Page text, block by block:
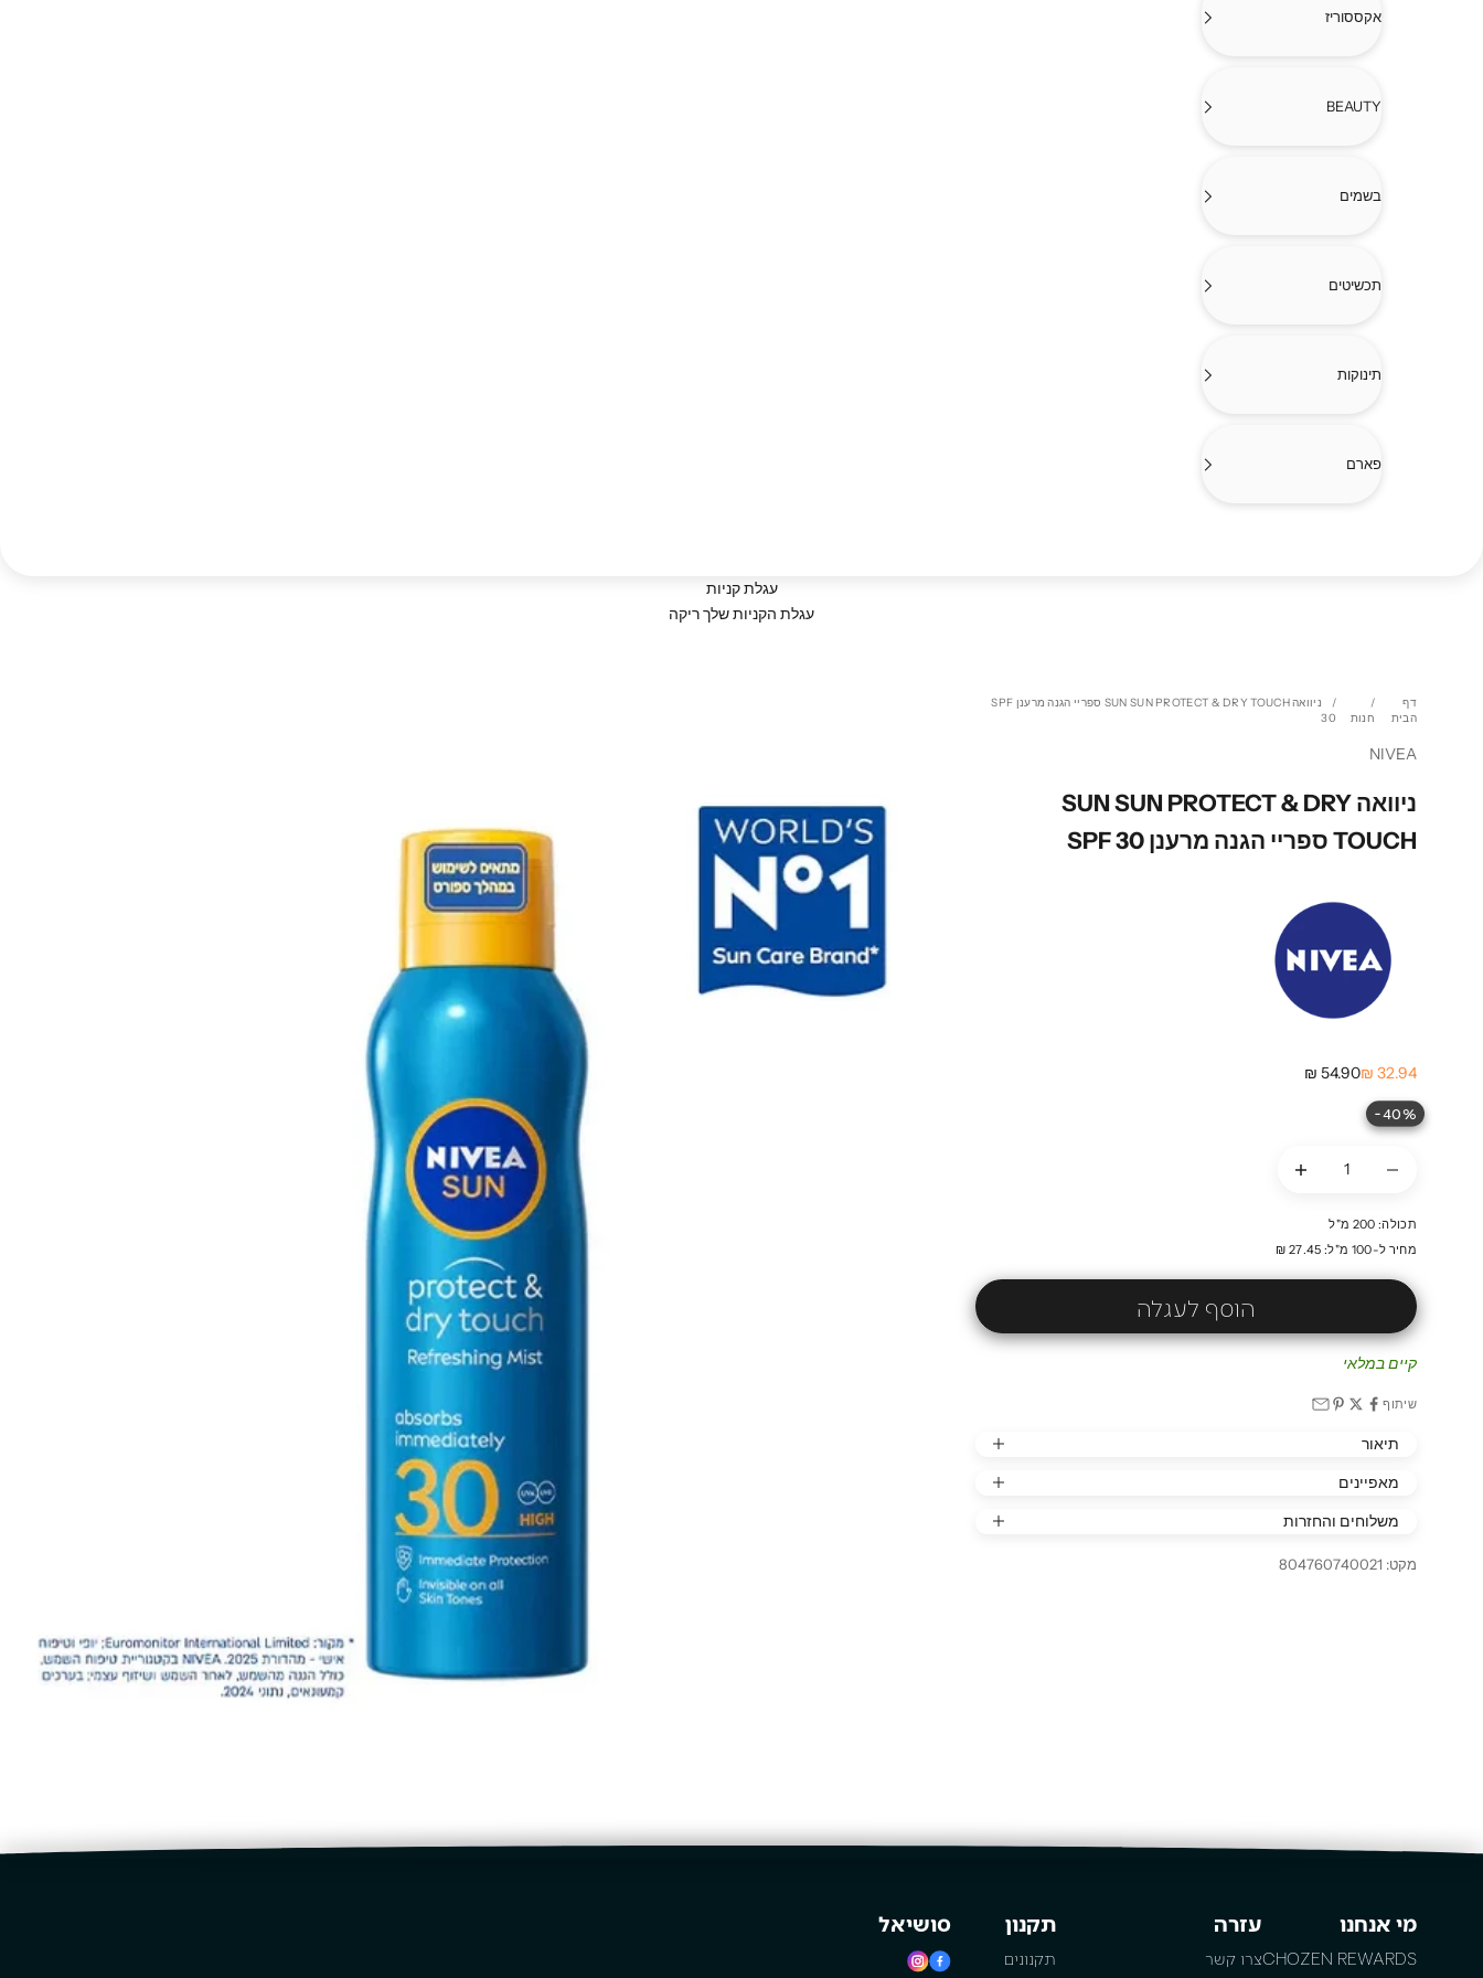
אקססוריז
BEAUTY
בשמים
תכשיטים
תינוקות
פארם
עגלת קניות
עגלת הקניות שלך ריקה
דף
הבית
חנות
ניוואה SUN SUN PROTECT & DRY TOUCH ספריי הגנה מרענן SPF
30
NIVEA
ניוואה SUN SUN PROTECT & DRY
TOUCH ספריי הגנה מרענן SPF 30
מחיר מבצע
32.94 ₪ מחיר רגיל
54.90 ₪
40%-
תכולה: 200 מ"ל
מחיר ל-100 מ"ל: 27.45 ₪
הוסף לעגלה
קיים במלאי
שיתוף
תיאור
מאפיינים
משלוחים והחזרות
מקט: 804760740021
מי אנחנו
CHOZEN REWARDS
עזרה
צרו קשר
תקנון
תקנונים
סושיאל